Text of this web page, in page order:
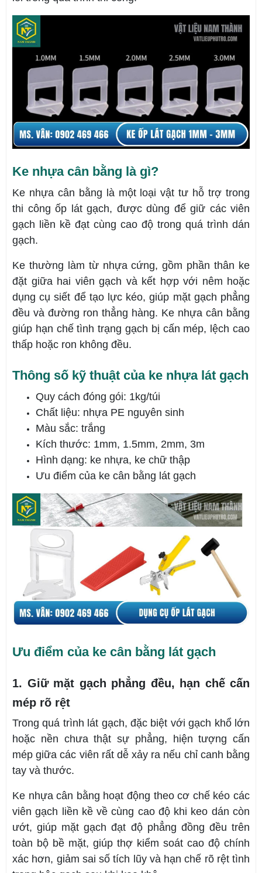
Ke nhựa cân bằng là gì?
Ke nhựa cân bằng là một loại vật tư hỗ trợ trong
thi công ốp lát gạch, được dùng để giữ các viên
gạch liền kề đạt cùng cao độ trong quá trình dán
gạch.
Ke thường làm từ nhựa cứng, gồm phần thân ke
đặt giữa hai viên gạch và kết hợp với nêm hoặc
dụng cụ siết để tạo lực kéo, giúp mặt gạch phẳng
đều và đường ron thẳng hàng. Ke nhựa cân bằng
giúp hạn chế tình trạng gạch bị cấn mép, lệch cao
thấp hoặc ron không đều.
Thông số kỹ thuật của ke nhựa lát gạch
Quy cách đóng gói: 1kg/túi
Chất liệu: nhựa PE nguyên sinh
Màu sắc: trắng
Kích thước: 1mm, 1.5mm, 2mm, 3m
Hình dạng: ke nhựa, ke chữ thập
Ưu điểm của ke cân bằng lát gạch
Ưu điểm của ke cân bằng lát gạch
1. Giữ mặt gạch phẳng đều, hạn chế cấn
mép rõ rệt
Trong quá trình lát gạch, đặc biệt với gạch khổ lớn
hoặc nền chưa thật sự phẳng, hiện tượng cấn
mép giữa các viên rất dễ xảy ra nếu chỉ canh bằng
tay và thước.
Ke nhựa cân bằng hoạt động theo cơ chế kéo các
viên gạch liền kề về cùng cao độ khi keo dán còn
ướt, giúp mặt gạch đạt độ phẳng đồng đều trên
toàn bộ bề mặt, giúp thợ kiểm soát cao độ chính
xác hơn, giảm sai số tích lũy và hạn chế rõ rệt tình